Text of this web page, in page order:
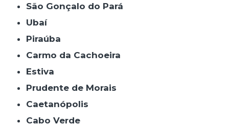
São Gonçalo do Pará
Ubaí
Piraúba
Carmo da Cachoeira
Estiva
Prudente de Morais
Caetanópolis
Cabo Verde